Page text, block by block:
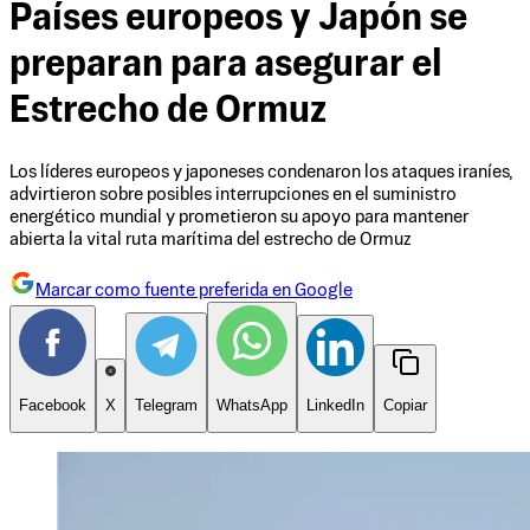
Países europeos y Japón se
preparan para asegurar el
Estrecho de Ormuz
Los líderes europeos y japoneses condenaron los ataques iraníes,
advirtieron sobre posibles interrupciones en el suministro
energético mundial y prometieron su apoyo para mantener
abierta la vital ruta marítima del estrecho de Ormuz
Marcar como fuente preferida en Google
Facebook X Telegram WhatsApp LinkedIn Copiar